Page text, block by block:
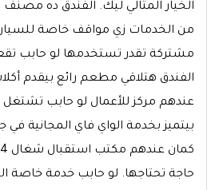
من الخدمات زي مواقف خاصة
مشتركة تقدر تستخدمها لو حابب
الفندق هتلاقي مطعم رائع بيقدم
عندهم مركز للأعمال لو حابب تشتغل
بيتميز بخدمة الواي فاي المجانية في
حاجة تحتاجها. لو حابب خدمة خاصة